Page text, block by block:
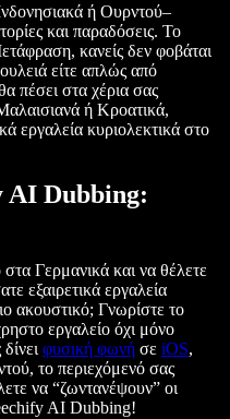
ή Ουρντού–
και παραδόσεις. Το
κανείς δεν φοβάται
είτε απλώς από
πέσει στα χέρια σας
ή Κροατικά,
εργαλεία κυριολεκτικά στο
AI Dubbing:
Γερμανικά και να θέλετε
εξαιρετικά εργαλεία
ακουστικό; Γνωρίστε το
εργαλείο όχι μόνο
φυσική φωνή σε iOS,
το περιεχόμενό σας
να “ζωντανέψουν” οι
AI Dubbing!